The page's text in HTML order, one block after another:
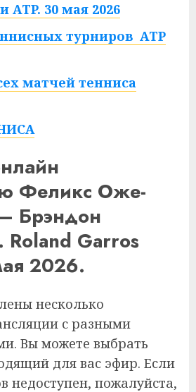
ATP. 30 мая 2026
турниров ATP
матчей тенниса
Феликс Оже-
Брэндон
Garros
2026.
несколько
с разными
Вы можете выбрать
для вас эфир. Если
недоступен, пожалуйста,